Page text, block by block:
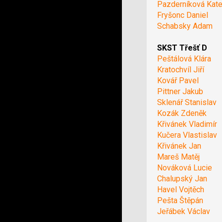
Pazderníková
Fryšonc Daniel
Schabsky Adam
SKST Třešť D
Peštálová Klára
Kratochvíl Jiří
Kovář Pavel
Pittner Jakub
Sklenář Stanislav
Kozák Zdeněk
Křivánek Vladimír
Kučera Vlastislav
Křivánek Jan
Mareš Matěj
Nováková Lucie
Chalupský Jan
Havel Vojtěch
Pešta Štěpán
Jeřábek Václav